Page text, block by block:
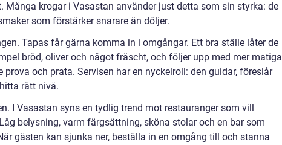
krogar i Vasastan använder just detta som sin styrka: de
som förstärker snarare än döljer.
Tapas får gärna komma in i omgångar. Ett bra ställe låter de
bröd, oliver och något fräscht, och följer upp med mer matiga
och prata. Servisen har en nyckelroll: den guidar, föreslår
rätt nivå.
I Vasastan syns en tydlig trend mot restauranger som vill
belysning, varm färgsättning, sköna stolar och en bar som
gästen kan sjunka ner, beställa in en omgång till och stanna